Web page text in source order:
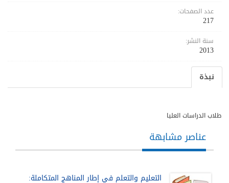
عدد الصفحات:
217
سنة النشر:
2013
نبذة
طلاب الدراسات العليا
عناصر مشابهة
التعليم والتعلم في إطار المناهج المتكاملة: